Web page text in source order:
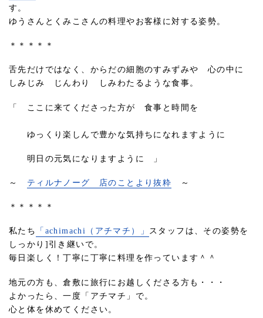
す。
ゆうさんとくみこさんの料理やお客様に対する姿勢。
＊＊＊＊＊
舌先だけではなく、からだの細胞のすみずみや 心の中に
しみじみ じんわり しみわたるような食事。
「 ここに来てくださった方が 食事と時間を
ゆっくり楽しんで豊かな気持ちになれますように
明日の元気になりますように 」
～ ティルナノーグ 店のことより抜粋 ～
＊＊＊＊＊
私たち 「achimachi（アチマチ）」 スタッフは、その姿勢を
しっかり]引き継いで。
毎日楽しく！丁寧に丁寧に料理を作っています＾＾
地元の方も、倉敷に旅行にお越しくださる方も・・・
よかったら、一度「アチマチ」で。
心と体を休めてください。